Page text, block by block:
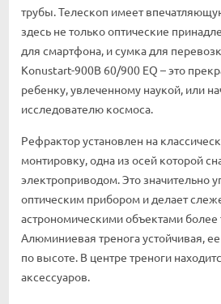
трубы. Телескоп имеет
здесь не только оптические
для смартфона, и сумка для
Konustart-900B 60/900 EQ – это
ребенку, увлеченному наукой, или
исследователю космоса.
Рефрактор установлен на
монтировку, одна из осей которой
электроприводом. Это значительно
оптическим прибором и делает
астрономическими объектами
Алюминиевая тренога устойчивая,
по высоте. В центре треноги
аксессуаров.